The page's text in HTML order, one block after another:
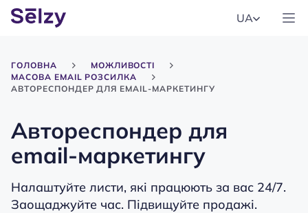
UA
ГОЛОВНА
МОЖЛИВОСТІ
МАСОВА EMAIL РОЗСИЛКА
АВТОРЕСПОНДЕР ДЛЯ EMAIL-МАРКЕТИНГУ
Автореспондер для
email-маркетингу
Налаштуйте листи, які працюють за вас 24/7.
Заощаджуйте час. Підвищуйте продажі.